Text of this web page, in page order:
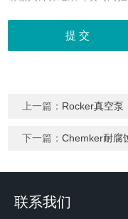
上一篇： Rocker真空泵
下一篇：Chemker耐腐
联系我们